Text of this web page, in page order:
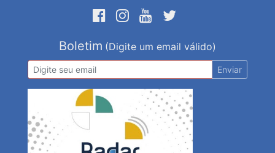
Boletim (Digite um email válido)
Enviar